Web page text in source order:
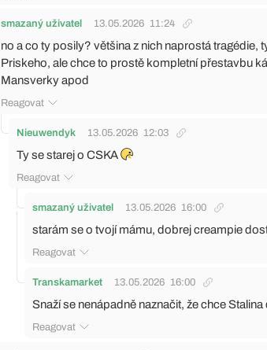
smazaný uživatel 13.05.2026 11:24
no a co ty posily? většina z nich naprostá
Priskeho, ale chce to prostě kompletní přestavbu
Mansverky apod
Reagovat
Nieuwendyk 13.05.2026 12:03
Ty se starej o CSKA
Reagovat
smazaný uživatel 13.05.2026 16:00
starám se o tvojí mámu, dobrej creampie
Reagovat
Transkamarket 13.05.2026 16:00
Snaží se nenápadně naznačit, že chce Stalina
Reagovat